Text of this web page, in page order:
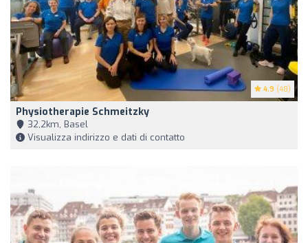
4.9 (48)
Physiotherapie Schmeitzky
32,2km, Basel
Visualizza indirizzo e dati di contatto